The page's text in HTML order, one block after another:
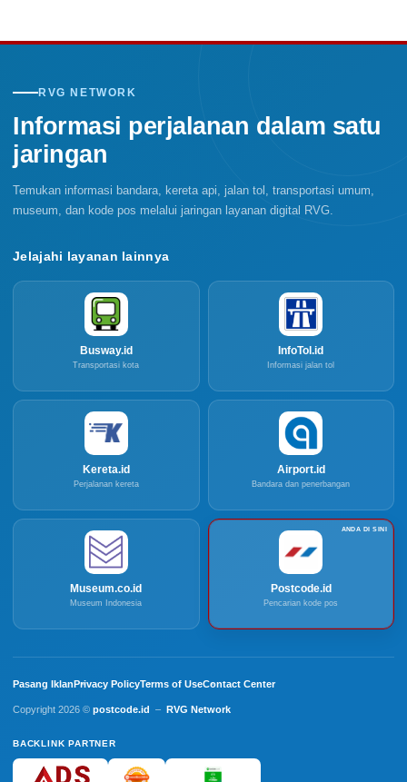
RVG NETWORK
Informasi perjalanan dalam satu
jaringan
Temukan informasi bandara, kereta api, jalan tol, transportasi umum,
museum, dan kode pos melalui jaringan layanan digital RVG.
Jelajahi layanan lainnya
Busway.id
Transportasi kota
InfoTol.id
Informasi jalan tol
Kereta.id
Perjalanan kereta
Airport.id
Bandara dan penerbangan
Museum.co.id
Museum Indonesia
Postcode.id
Pencarian kode pos
Pasang IklanPrivacy PolicyTerms of UseContact Center
Copyright 2026 © postcode.id – RVG Network
BACKLINK PARTNER